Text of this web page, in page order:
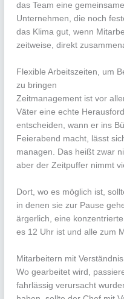
das Team eine
Unternehmen, die noch
das Klima gut, wenn
zeitweise, direkt
Flexible Arbeitszeiten, um
zu bringen
Zeitmanagement ist vor
Väter eine echte
entscheiden, wann er ins
Feierabend macht, lässt
managen. Das heißt zwar
aber der Zeitpuffer nimmt
Dort, wo es möglich ist,
in denen sie zur Pause
ärgerlich, eine
es 12 Uhr ist und alle zum
Mitarbeitern mit
Wo gearbeitet wird,
fahrlässig verursacht